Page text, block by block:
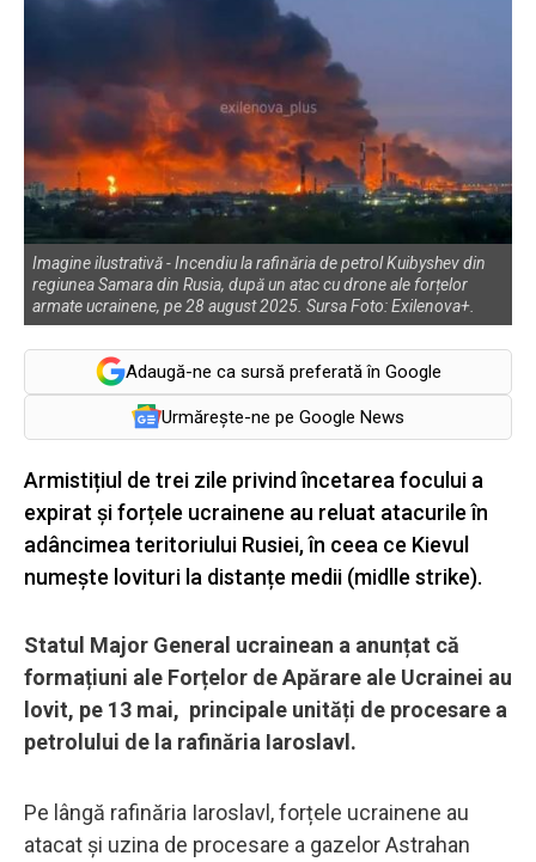
Imagine ilustrativă - Incendiu la rafinăria de petrol Kuibyshev din
regiunea Samara din Rusia, după un atac cu drone ale forțelor
armate ucrainene, pe 28 august 2025. Sursa Foto: Exilenova+.
Adaugă-ne ca sursă preferată în Google
Urmărește-ne pe Google News
Armistițiul de trei zile privind încetarea focului a
expirat și forțele ucrainene au reluat atacurile în
adâncimea teritoriului Rusiei, în ceea ce Kievul
numește lovituri la distanțe medii (midlle strike).
Statul Major General ucrainean a anunțat că
formațiuni ale Forțelor de Apărare ale Ucrainei au
lovit, pe 13 mai, principale unități de procesare a
petrolului de la rafinăria Iaroslavl.
Pe lângă rafinăria Iaroslavl, forțele ucrainene au
atacat și uzina de procesare a gazelor Astrahan